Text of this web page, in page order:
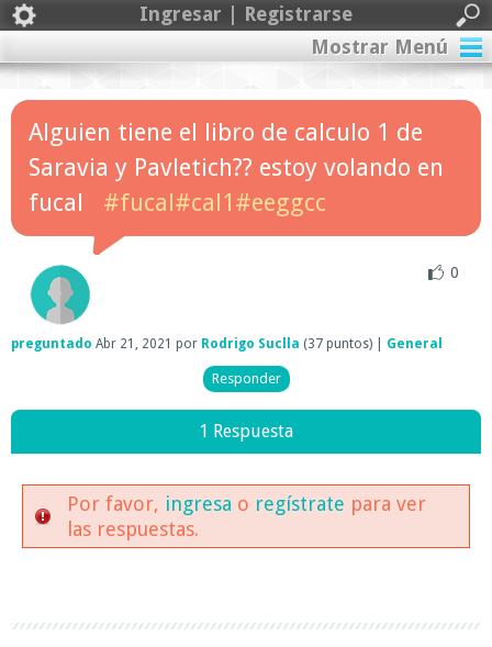
Ingresar | Registrarse
Mostrar Menú
Alguien tiene el libro de calculo 1 de
Saravia y Pavletich?? estoy volando en
fucal
#fucal#cal1#eeggcc
0
preguntado Abr 21, 2021 por Rodrigo Suclla (37 puntos) General
1 Respuesta
Por favor, ingresa o regístrate para ver
las respuestas.